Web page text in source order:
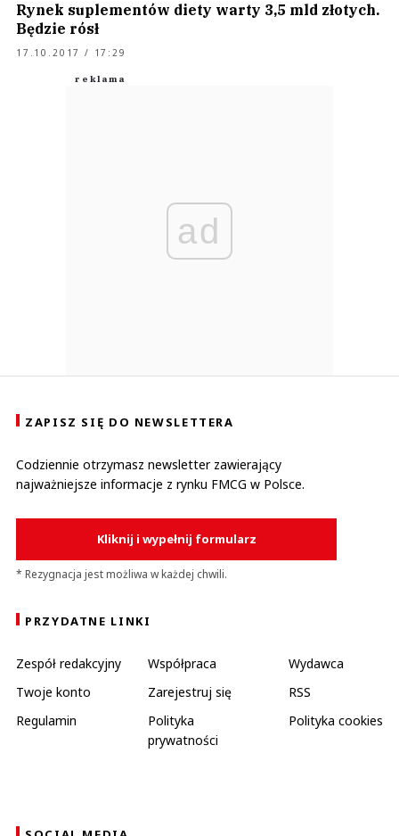
Rynek suplementów diety warty 3,5 mld złotych.
Będzie rósł
17.10.2017 / 17:29
ad
ZAPISZ SIĘ DO NEWSLETTERA
Codziennie otrzymasz newsletter zawierający
najważniejsze informacje z rynku FMCG w Polsce.
Kliknij i wypełnij formularz
* Rezygnacja jest możliwa w każdej chwili.
PRZYDATNE LINKI
Zespół redakcyjny Współpraca
Wydawca
Twoje konto
Zarejestruj się
RSS
Regulamin
Polityka
prywatności
Polityka cookies